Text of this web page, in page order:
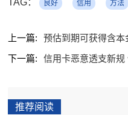
良好 信用 方法
上一篇:
预估到期可获得含
下一篇:
信用卡恶意透支新
推荐阅读